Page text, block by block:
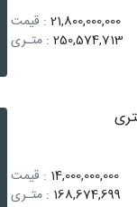
21,800,000,000 : قیمت
250,574,713 : متـری
14,000,000,000 : قیمت
168,674,699 : متـری